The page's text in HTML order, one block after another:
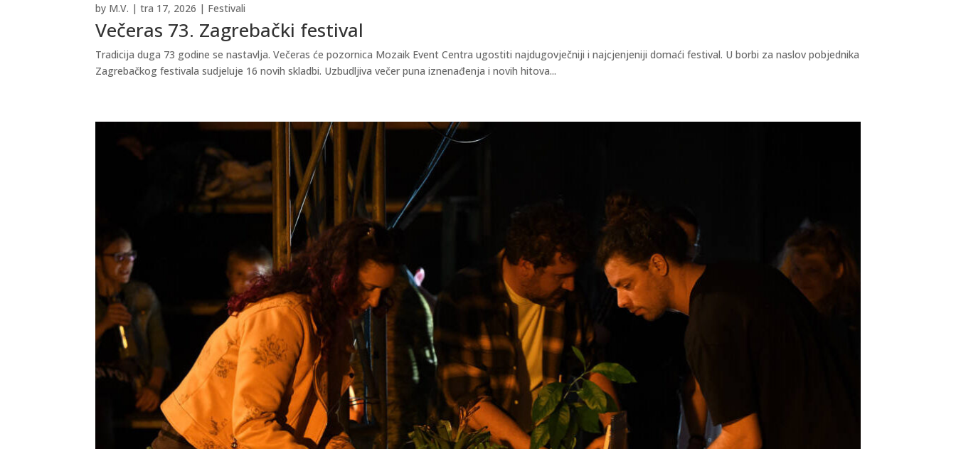
Večeras 73. Zagrebački festival
by M.V. |tra 17, 2026 | Festivali
Tradicija duga 73 godine se nastavlja. Večeras će pozornica Mozaik Event Centra ugostiti najdugovječniji i najcjenjeniji domaći festival. U borbi za naslov pobjednika
Zagrebačkog festivala sudjeluje 16 novih skladbi. Uzbudljiva večer puna iznenađenja i novih hitova...